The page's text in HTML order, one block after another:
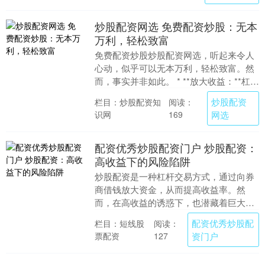
炒股配资网选 免费配资炒股：无本
万利，轻松致富
免费配资炒股炒股配资网选，听起来令人
心动，似乎可以无本万利，轻松致富。然
而，事实并非如此。 * **放大收益：**杠杆
效应可以放大投资收益，让投资者获得更
高的回....
栏目：炒股配资知
识网
阅读：
169
炒股配资
网选
配资优秀炒股配资门户 炒股配资：
高收益下的风险陷阱
炒股配资是一种杠杆交易方式，通过向券
商借钱放大资金，从而提高收益率。然
而，在高收益的诱惑下，也潜藏着巨大的
风险陷阱。 网上股票配资公司提供灵活的
配资方案，满足不....
栏目：短线股
票配资
阅读：
127
配资优秀炒股配
资门户